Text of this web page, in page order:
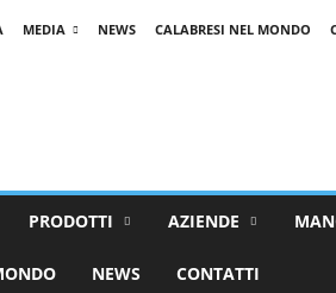
MEDIA NEWS CALABRESI NEL MONDO
PRODOTTI AZIENDE
NEWS CONTATTI